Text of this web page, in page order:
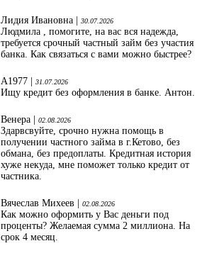
Лидия Ивановна | 30.07.2026
Людмила , помогите, на вас вся надежда,
требуется срочный частный займ без участия
банка. Как связаться с вами можно быстрее?
А1977 | 31.07.2026
Ищу кредит без оформления в банке. Антон.
Венера | 02.08.2026
Здарвсвуйте, срочно нужна помощь в
получении частного займа в г.Кетово, без
обмана, без предоплаты. Кредитная история
хуже некуда, мне поможет только кредит от
частника.
Вячеслав Михеев | 02.08.2026
Как можно оформить у Вас деньги под
проценты? Желаемая сумма 2 миллиона. На
срок 4 месяц.